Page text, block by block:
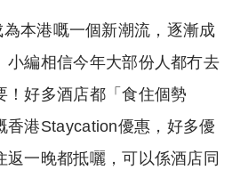
p
y
Li
n
k
at
s
p
p
本港嘅一個新潮流，逐漸成
小編相信今年大部份人都冇去
！好多酒店都「食住個勢
香港Staycation優惠，好多優
返一晚都抵囇，可以係酒店同